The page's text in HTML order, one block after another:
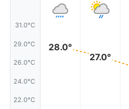
31.0°C
29.0°C
26.0°C
24.0°C
22.0°C
28.0°
27.0°